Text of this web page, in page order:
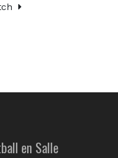
en Salle